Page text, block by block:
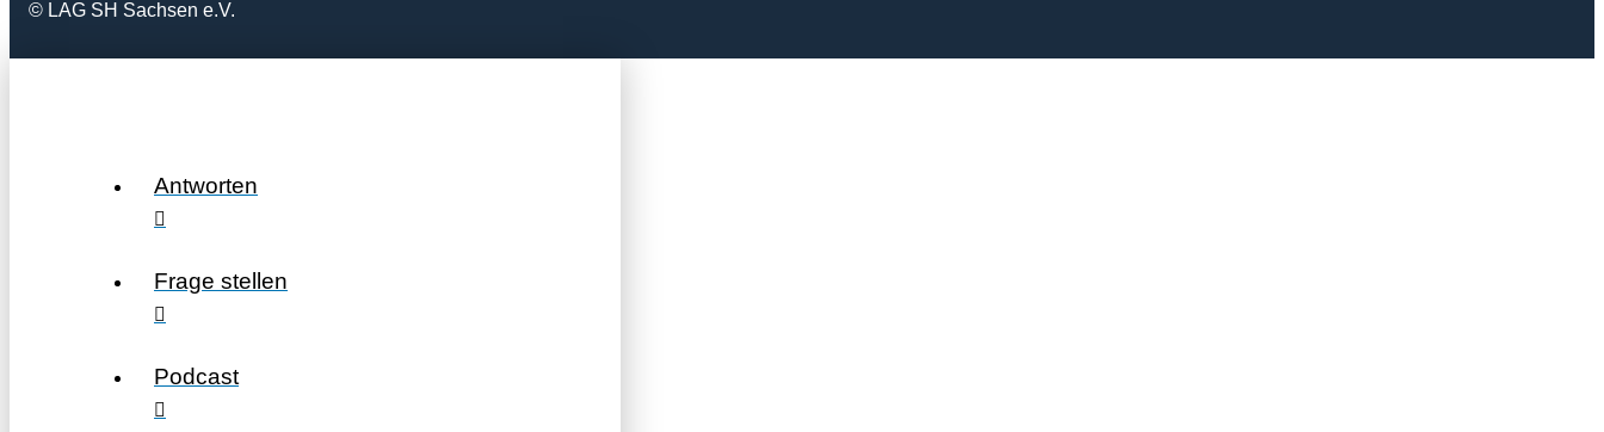
© LAG SH Sachsen e.V.
Antworten
Frage stellen
Podcast